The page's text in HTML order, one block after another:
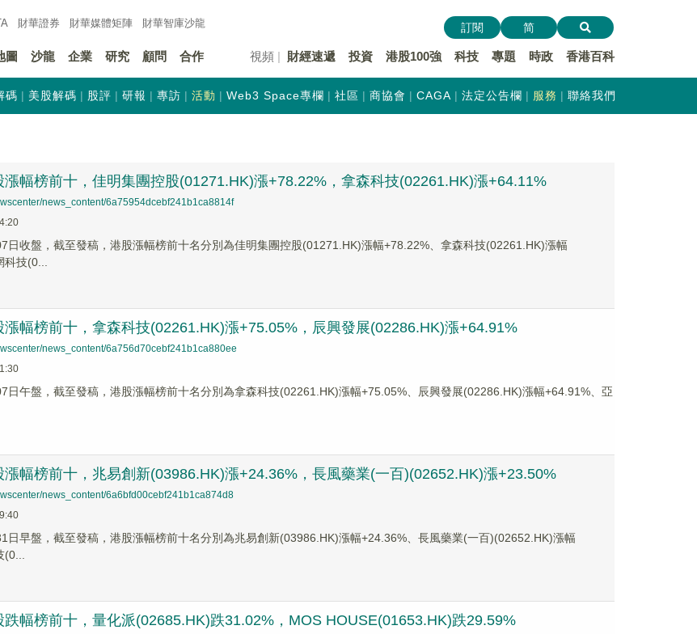
財華證券 財華媒體矩陣 財華智庫沙龍
圖 沙龍 企業 研究 顧問 合作 視頻 財經速遞 投資 港股100強 科技 專題 時政 香港百科
訂閱 简
碼 美股解碼 股評 研報 專訪 活動 Web3 Space專欄 社區 商協會 CAGA 法定公告欄 服務 聯絡我們
漲幅榜前十，佳明集團控股(01271.HK)漲+78.22%，拿森科技(02261.HK)漲+64.11%
news_content/6a75954dcebf241b1ca8814f
日收盤，截至發稿，港股漲幅榜前十名分別為佳明集團控股(01271.HK)漲幅+78.22%、拿森科技(02261.HK)漲幅
技(0...
漲幅榜前十，拿森科技(02261.HK)漲+75.05%，辰興發展(02286.HK)漲+64.91%
news_content/6a756d70cebf241b1ca880ee
日午盤，截至發稿，港股漲幅榜前十名分別為拿森科技(02261.HK)漲幅+75.05%、辰興發展(02286.HK)漲幅+64.91%、亞
漲幅榜前十，兆易創新(03986.HK)漲+24.36%，長風藥業(一百)(02652.HK)漲+23.50%
news_content/6a6bfd00cebf241b1ca874d8
日早盤，截至發稿，港股漲幅榜前十名分別為兆易創新(03986.HK)漲幅+24.36%、長風藥業(一百)(02652.HK)漲幅
跌幅榜前十，量化派(02685.HK)跌31.02%，MOS HOUSE(01653.HK)跌29.59%